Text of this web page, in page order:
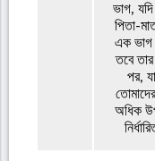
ভাগ,
পিতা-
এক
তবে
পর,
অধিক